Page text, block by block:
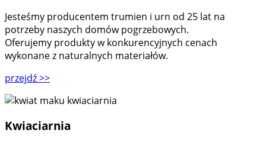
Jesteśmy producentem trumien i urn od 25 lat na
potrzeby naszych domów pogrzebowych.
Oferujemy produkty w konkurencyjnych cenach
wykonane z naturalnych materiałów.
przejdź>>
Kwiaciarnia